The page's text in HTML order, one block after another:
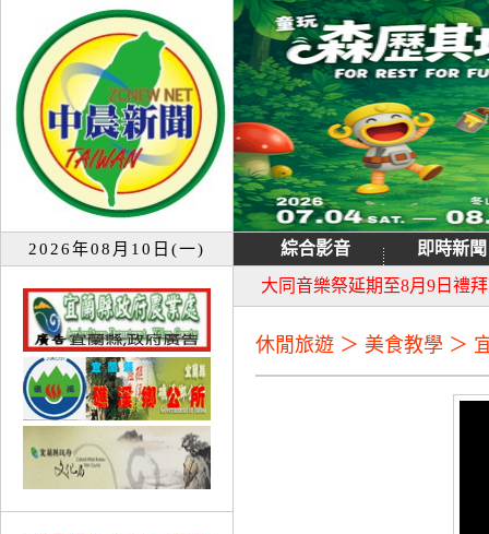
2026年08月10日(一) 綜合影音 即時新聞
宜蘭童玩節7月13日重新開園
大同音樂祭延期至8月9日禮
休閒旅遊 ＞ 美食教學 ＞